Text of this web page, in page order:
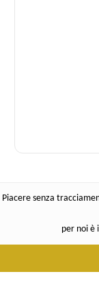
Piacere senza
per noi è